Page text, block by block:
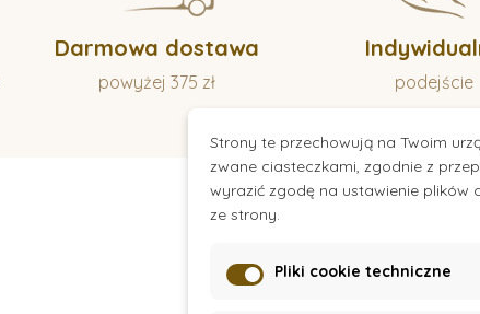
Darmowa dostawa
powyżej 375 zł podejście
Strony te przechowują na Twoim
zwane ciasteczkami, zgodnie z
wyrazić zgodę na ustawienie plików
ze strony.
Pliki cookie techniczne